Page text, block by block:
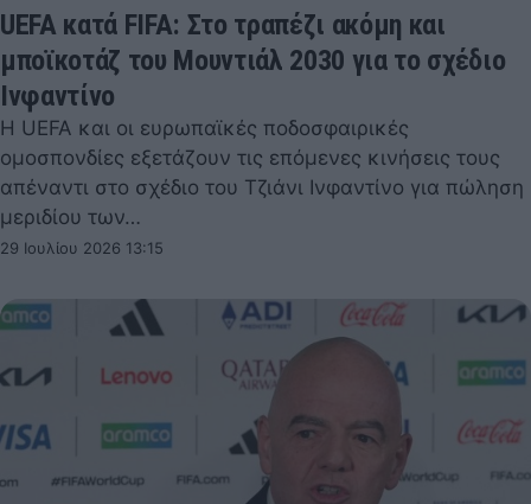
UEFA κατά FIFA: Στο τραπέζι ακόμη και
μποϊκοτάζ του Μουντιάλ 2030 για το σχέδιο
Ινφαντίνο
Η UEFA και οι ευρωπαϊκές ποδοσφαιρικές
ομοσπονδίες εξετάζουν τις επόμενες κινήσεις τους
απέναντι στο σχέδιο του Τζιάνι Ινφαντίνο για πώληση
μεριδίου των…
29 Ιουλίου 2026 13:15